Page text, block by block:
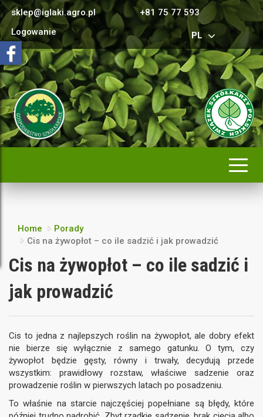
sklep@iglaki.agro.pl
+81 75 77 593
Logowanie
PL
Home
Porady
Cis na żywopłot – co ile sadzić i jak prowadzić
Cis na żywopłot – co ile sadzić i
jak prowadzić
Cis to jedna z najlepszych roślin na żywopłot, ale dobry efekt
nie bierze się wyłącznie z samego gatunku. O tym, czy
żywopłot będzie gęsty, równy i trwały, decydują przede
wszystkim: prawidłowy rozstaw, właściwe sadzenie oraz
prowadzenie roślin w pierwszych latach po posadzeniu.
To właśnie na starcie najczęściej popełniane są błędy, które